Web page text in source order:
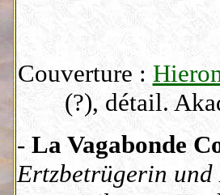
Couverture :
(?), détail.
- La Vagabonde
Ertzbetrügerin